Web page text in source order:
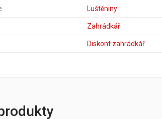
Luštěniny
Zahrádkář
Diskont zahrádkář